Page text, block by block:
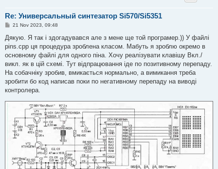
Re: Универсальный синтезатор Si570/Si5351
P
s
21 Nov 2023, 09:48
Дякую. Я так і здогадувався але з мене ще той програмер.)) У файлі
pins.cpp ця процедура зроблена класом. Мабуть я зроблю окремо в
основному файлі для одного піна. Хочу реалізувати клавішу Вкл./
викл. як в цій схемі. Тут відпрацювання іде по позитивному перепаду.
На собачніку зробив, вмикається нормально, а вимикання треба
зробити бо код написав поки по негативному перепаду на виводі
контролера.